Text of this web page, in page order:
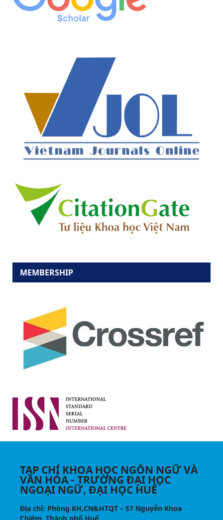
MEMBERSHIP
TẠP CHÍ KHOA HỌC NGÔN NGỮ VÀ
VĂN HÓA - TRƯỜNG ĐẠI HỌC
NGOẠI NGỮ, ĐẠI HỌC HUẾ
Địa chỉ: Phòng KH,CN&HTQT – 57 Nguyễn Khoa